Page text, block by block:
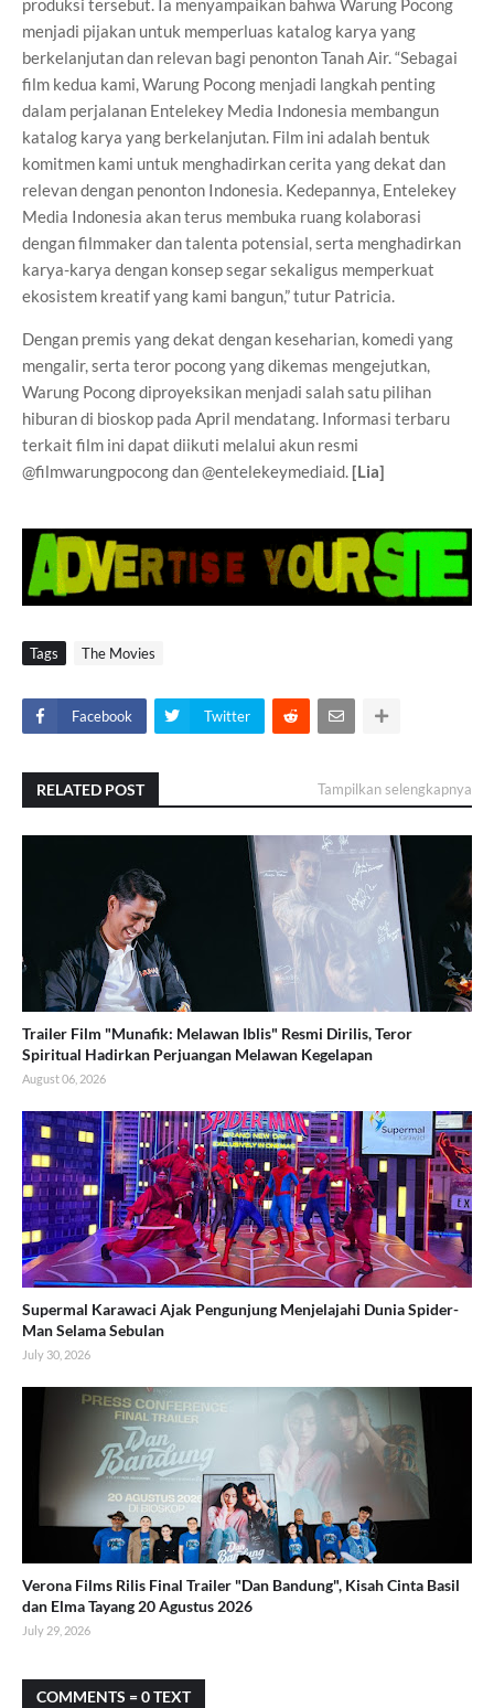
produksi tersebut. Ia menyampaikan bahwa Warung Pocong
menjadi pijakan untuk memperluas katalog karya yang
berkelanjutan dan relevan bagi penonton Tanah Air. “Sebagai
film kedua kami, Warung Pocong menjadi langkah penting
dalam perjalanan Entelekey Media Indonesia membangun
katalog karya yang berkelanjutan. Film ini adalah bentuk
komitmen kami untuk menghadirkan cerita yang dekat dan
relevan dengan penonton Indonesia. Kedepannya, Entelekey
Media Indonesia akan terus membuka ruang kolaborasi
dengan filmmaker dan talenta potensial, serta menghadirkan
karya-karya dengan konsep segar sekaligus memperkuat
ekosistem kreatif yang kami bangun,” tutur Patricia.
Dengan premis yang dekat dengan keseharian, komedi yang
mengalir, serta teror pocong yang dikemas mengejutkan,
Warung Pocong diproyeksikan menjadi salah satu pilihan
hiburan di bioskop pada April mendatang. Informasi terbaru
terkait film ini dapat diikuti melalui akun resmi
@filmwarungpocong dan @entelekeymediaid. [Lia]
Tags The Movies
Facebook Twitter
RELATED POST Tampilkan selengkapnya
Trailer Film "Munafik: Melawan Iblis" Resmi Dirilis, Teror
Spiritual Hadirkan Perjuangan Melawan Kegelapan
August 06, 2026
Supermal Karawaci Ajak Pengunjung Menjelajahi Dunia Spider-
Man Selama Sebulan
July 30, 2026
Verona Films Rilis Final Trailer "Dan Bandung", Kisah Cinta Basil
dan Elma Tayang 20 Agustus 2026
July 29, 2026
COMMENTS = 0 TEXT